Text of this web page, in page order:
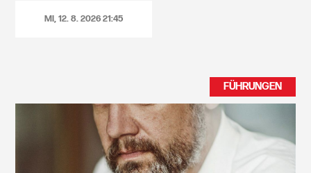
MI, 12. 8. 202621:45
FÜHRUNGEN